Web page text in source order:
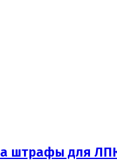
штрафы для